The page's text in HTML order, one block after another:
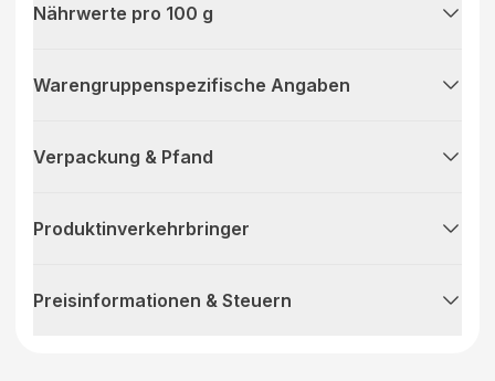
Nährwerte pro 100 g
Warengruppenspezifische Angaben
Verpackung & Pfand
Produktinverkehrbringer
Preisinformationen & Steuern